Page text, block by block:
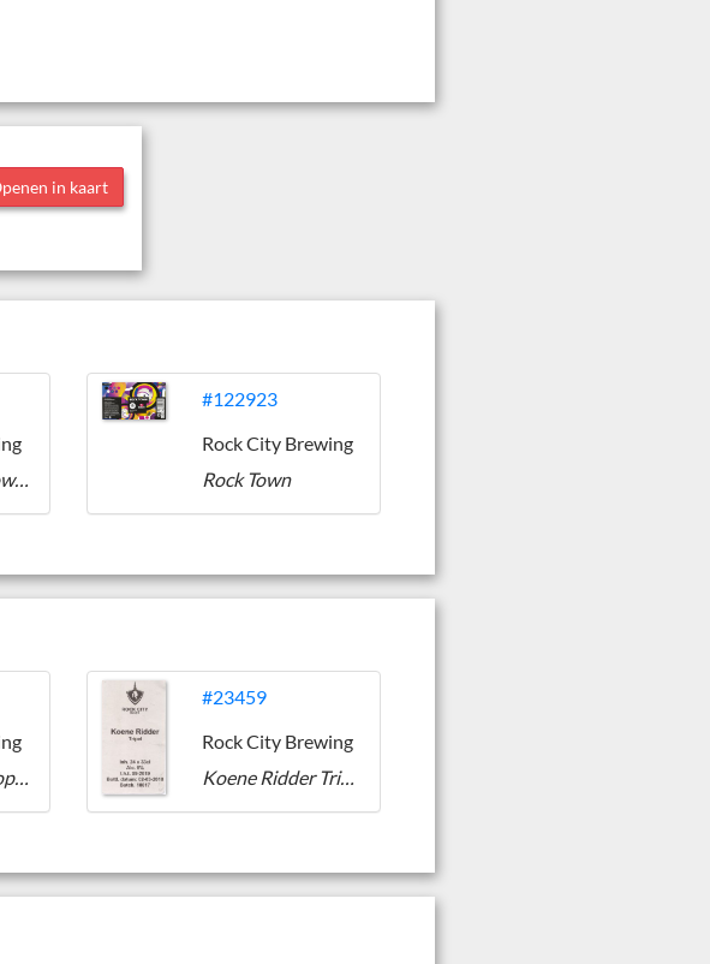
in kaart
Amersfoort Brown Ale
#122923
Rock City Brewing
Rock Town
Amersfoorts Hoppen 1475
#23459
Rock City Brewing
Koene Ridder Tripel